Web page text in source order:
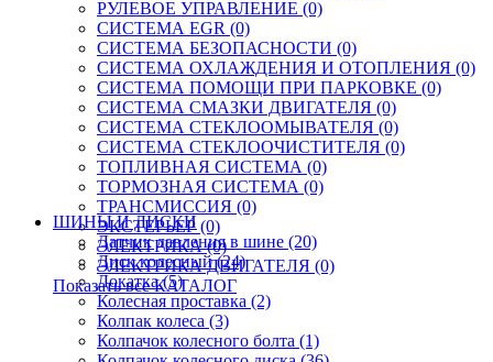
РУЛЕВОЕ УПРАВЛЕНИЕ (0)
СИСТЕМА EGR (0)
СИСТЕМА БЕЗОПАСНОСТИ (0)
СИСТЕМА ОХЛАЖДЕНИЯ И ОТОПЛЕНИЯ (0)
СИСТЕМА ПОМОЩИ ПРИ ПАРКОВКЕ (0)
СИСТЕМА СМАЗКИ ДВИГАТЕЛЯ (0)
СИСТЕМА СТЕКЛООМЫВАТЕЛЯ (0)
СИСТЕМА СТЕКЛООЧИСТИТЕЛЯ (0)
ТОПЛИВНАЯ СИСТЕМА (0)
ТОРМОЗНАЯ СИСТЕМА (0)
ТРАНСМИССИЯ (0)
ЭКСТЕРЬЕР (0)
ЭЛЕКТРИКА (0)
ЭЛЕКТРИКА ДВИГАТЕЛЯ (0)
Показать все КАТАЛОГ
ШИНЫ И ДИСКИ
Датчик давления в шине (20)
Диск колесный (24)
Докатка (5)
Колесная проставка (2)
Колпак колеса (3)
Колпачок колесного болта (1)